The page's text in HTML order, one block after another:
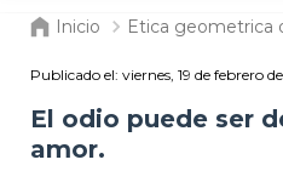
Inicio Etica geometrica
Publicado el: viernes, 19 de febrero
El odio puede ser
amor.